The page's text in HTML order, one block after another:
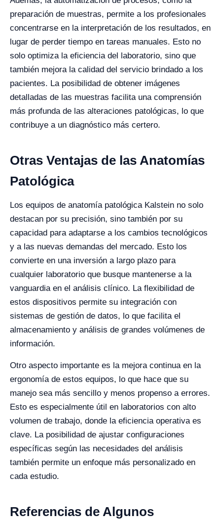
preparación de muestras, permite a los profesionales
concentrarse en la interpretación de los resultados, en
lugar de perder tiempo en tareas manuales. Esto no
solo optimiza la eficiencia del laboratorio, sino que
también mejora la calidad del servicio brindado a los
pacientes. La posibilidad de obtener imágenes
detalladas de las muestras facilita una comprensión
más profunda de las alteraciones patológicas, lo que
contribuye a un diagnóstico más certero.
Otras Ventajas de las Anatomías
Patológica
Los equipos de anatomía patológica Kalstein no solo
destacan por su precisión, sino también por su
capacidad para adaptarse a los cambios tecnológicos
y a las nuevas demandas del mercado. Esto los
convierte en una inversión a largo plazo para
cualquier laboratorio que busque mantenerse a la
vanguardia en el análisis clínico. La flexibilidad de
estos dispositivos permite su integración con
sistemas de gestión de datos, lo que facilita el
almacenamiento y análisis de grandes volúmenes de
información.
Otro aspecto importante es la mejora continua en la
ergonomía de estos equipos, lo que hace que su
manejo sea más sencillo y menos propenso a errores.
Esto es especialmente útil en laboratorios con alto
volumen de trabajo, donde la eficiencia operativa es
clave. La posibilidad de ajustar configuraciones
específicas según las necesidades del análisis
también permite un enfoque más personalizado en
cada estudio.
Referencias de Algunos